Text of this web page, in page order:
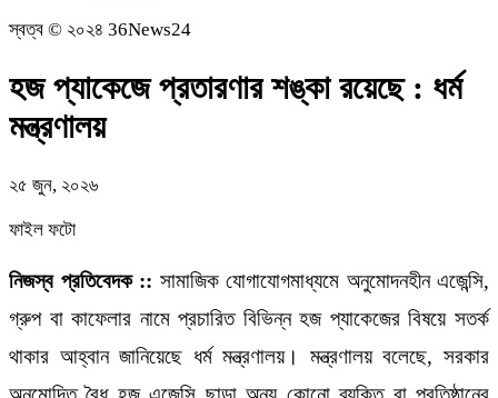
স্বত্ব © ২০২৪ 36News24
হজ প্যাকেজে প্রতারণার শঙ্কা রয়েছে : ধর্ম
মন্ত্রণালয়
২৫ জুন, ২০২৬
ফাইল ফটো
নিজস্ব প্রতিবেদক :: সামাজিক যোগাযোগমাধ্যমে অনুমোদনহীন এজেন্সি,
গ্রুপ বা কাফেলার নামে প্রচারিত বিভিন্ন হজ প্যাকেজের বিষয়ে সতর্ক
থাকার আহ্বান জানিয়েছে ধর্ম মন্ত্রণালয়। মন্ত্রণালয় বলেছে, সরকার